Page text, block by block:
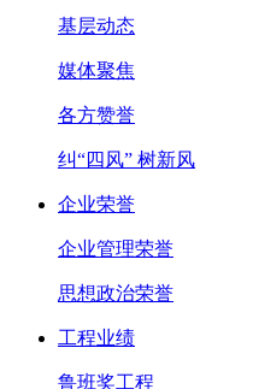
基层动态
媒体聚焦
各方赞誉
纠“四风” 树新风
企业荣誉
企业管理荣誉
思想政治荣誉
工程业绩
鲁班奖工程